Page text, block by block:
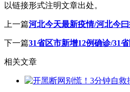
以链接形式注明文章出处。
上一篇河北今天最新疫情/河北今
下一篇31省区市新增12例确诊/31
相关文章